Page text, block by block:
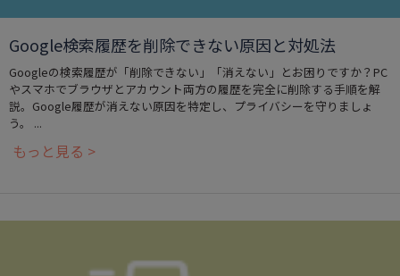
Google検索履歴を削除できない原因と対処法
Googleの検索履歴が「削除できない」「消えない」とお困りですか？PC
やスマホでブラウザとアカウント両方の履歴を完全に削除する手順を解
説。Google履歴が消えない原因を特定し、プライバシーを守りましょ
う。 ...
もっと見る >